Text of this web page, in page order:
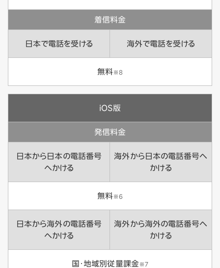
着信料金
日本で電話を受ける 海外で電話を受ける
無料 ※8
iOS版
発信料金
日本から日本の電話番号
へかける
海外から日本の電話番号へ
かける
無料 ※6
日本から海外の電話番号
へかける
海外から海外の電話番号へ
かける
国・地域別従量課金 ※7